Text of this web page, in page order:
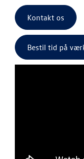
Kontakt os
Bestil tid på